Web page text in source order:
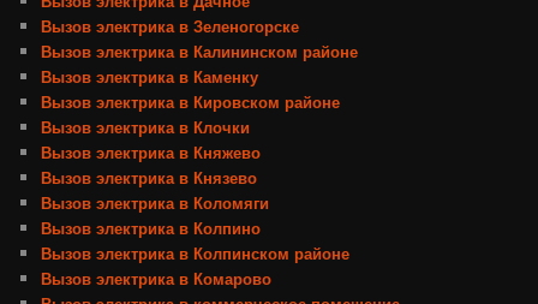
Вызов электрика в Зеленогорске
Вызов электрика в Калининском районе
Вызов электрика в Каменку
Вызов электрика в Кировском районе
Вызов электрика в Клочки
Вызов электрика в Княжево
Вызов электрика в Князево
Вызов электрика в Коломяги
Вызов электрика в Колпино
Вызов электрика в Колпинском районе
Вызов электрика в Комарово